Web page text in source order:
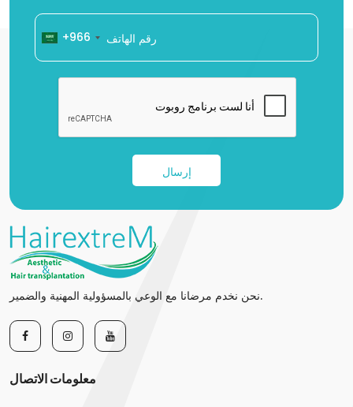
+966
إرسال
نحن نخدم مرضانا مع الوعي بالمسؤولية المهنية والضمير.
معلومات الاتصال